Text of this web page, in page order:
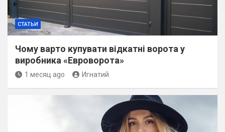
СТАТЬИ
Чому варто купувати відкатні ворота у
виробника «Евроворота»
1 месяц ago Игнатий